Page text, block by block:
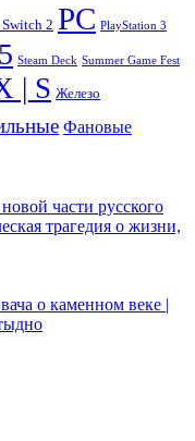
2 PC PlayStation 3
Steam Deck Summer Game Fest
| S Железо
Фановые
части русского
трагедия о жизни,
о каменном веке |